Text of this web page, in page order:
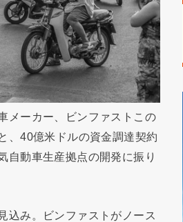
メーカー、ビンファストこの
、40億米ドルの資金調達契約
自動車生産拠点の開発に振り
込み。ビンファストがノース